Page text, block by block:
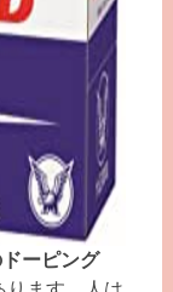
ーピング